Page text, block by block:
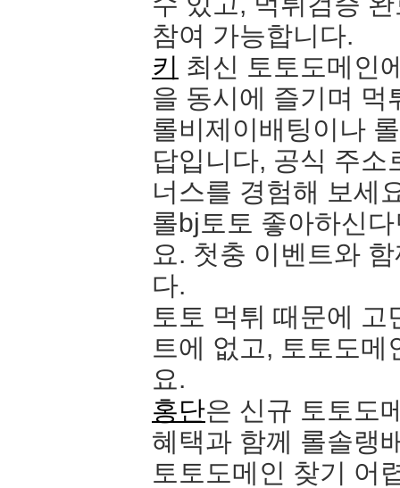
참여 가능합니다.
키 최신 토토도메인
을 동시에 즐기며 먹
롤비제이배팅이나
답입니다, 공식 주
너스를 경험해 보세
롤bj토토 좋아하신
요. 첫충 이벤트와
다.
토토 먹튀 때문에
트에 없고, 토토도메
요.
홍단은 신규 토토도
혜택과 함께 롤솔랭
토토도메인 찾기 어